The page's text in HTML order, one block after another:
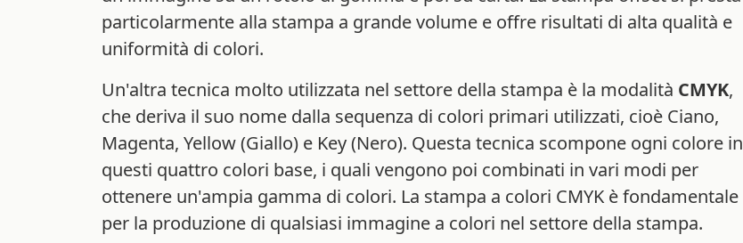
particolarmente alla stampa a grande volume e offre risultati di alta qualità e
uniformità di colori.
Un'altra tecnica molto utilizzata nel settore della stampa è la modalità CMYK
che deriva il suo nome dalla sequenza di colori primari utilizzati, cioè Ciano,
Magenta, Yellow (Giallo) e Key (Nero). Questa tecnica scompone ogni colore in
questi quattro colori base, i quali vengono poi combinati in vari modi per
ottenere un'ampia gamma di colori. La stampa a colori CMYK è fondamentale
per la produzione di qualsiasi immagine a colori nel settore della stampa.